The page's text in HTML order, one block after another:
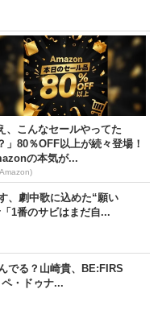
、こんなセールやってた
」80％OFF以上が続々登場！
の本気が...
、劇中歌に込めた“願い
1番のサビはまだ自...
でる？山崎貴、BE:FIRS
・ドゥナ...